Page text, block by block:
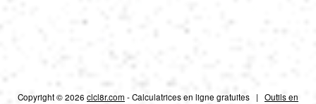
Copyright © 2026 clcl8r.com - Calculatrices en ligne gratuites | Outils en